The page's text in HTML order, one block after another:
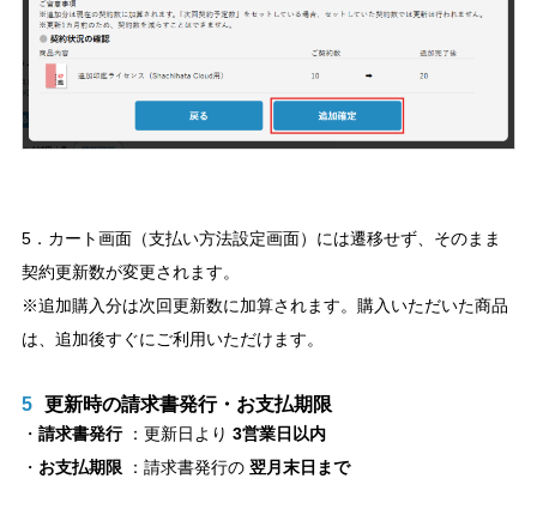
5．カート画面（支払い方法設定画面）には遷移せず、そのまま
契約更新数が変更されます。
※追加購入分は次回更新数に加算されます。購入いただいた商品
は、追加後すぐにご利用いただけます。
5 更新時の請求書発行・お支払期限
・ 請求書発行：更新日より 3営業日以内
・ お支払期限 ：請求書発行の 翌月末日まで